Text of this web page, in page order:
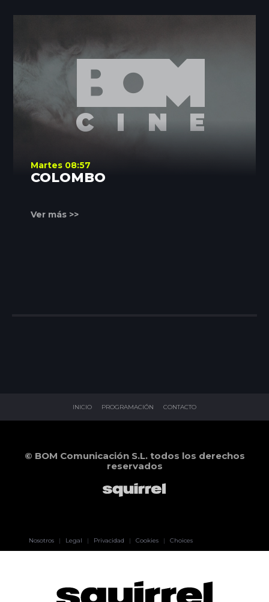
Martes 08:57
COLOMBO
Ver más >>
INICIO PROGRAMACIÓN CONTACTO
© BOM Comunicación S.L. todos los derechos
reservados
Nosotros | Legal | Privacidad | Cookies | Choices